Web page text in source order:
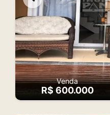
Venda
R$ 600.000